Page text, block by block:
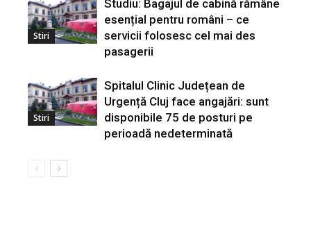
Stiri
Studiu: Bagajul de cabină rămâne
esențial pentru români – ce
servicii folosesc cel mai des
pasagerii
Stiri
Spitalul Clinic Județean de
Urgență Cluj face angajări: sunt
disponibile 75 de posturi pe
perioadă nedeterminată